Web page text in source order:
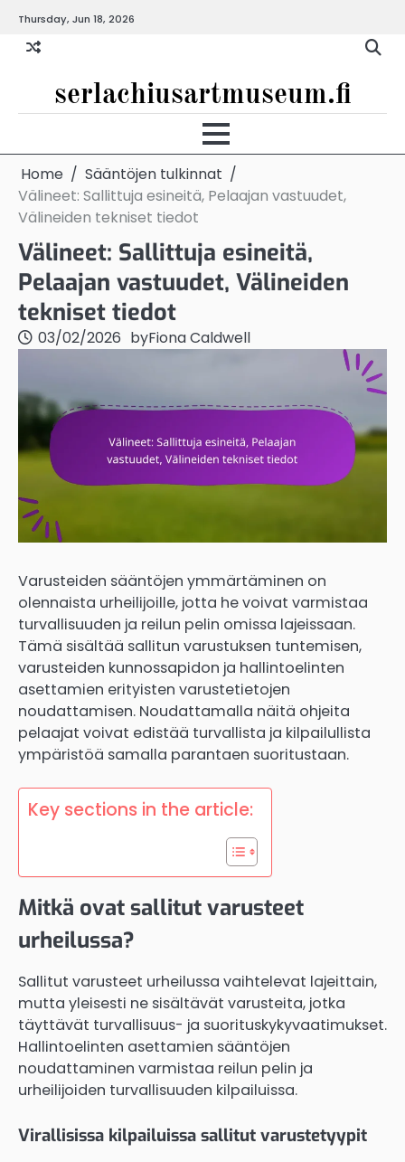
content
Thursday, Jun 18, 2026
serlachiusartmuseum.fi
Home
Sääntöjen tulkinnat
Välineet: Sallittuja esineitä, Pelaajan vastuudet,
Välineiden tekniset tiedot
Välineet: Sallittuja esineitä,
Pelaajan vastuudet, Välineiden
tekniset tiedot
03/02/2026 byFiona Caldwell
Varusteiden sääntöjen ymmärtäminen on
olennaista urheilijoille, jotta he voivat varmistaa
turvallisuuden ja reilun pelin omissa lajeissaan.
Tämä sisältää sallitun varustuksen tuntemisen,
varusteiden kunnossapidon ja hallintoelinten
asettamien erityisten varustetietojen
noudattamisen. Noudattamalla näitä ohjeita
pelaajat voivat edistää turvallista ja kilpailullista
ympäristöä samalla parantaen suoritustaan.
Key sections in the article:
Mitkä ovat sallitut varusteet
urheilussa?
Sallitut varusteet urheilussa vaihtelevat lajeittain,
mutta yleisesti ne sisältävät varusteita, jotka
täyttävät turvallisuus- ja suorituskykyvaatimukset.
Hallintoelinten asettamien sääntöjen
noudattaminen varmistaa reilun pelin ja
urheilijoiden turvallisuuden kilpailuissa.
Virallisissa kilpailuissa sallitut varustetyypit